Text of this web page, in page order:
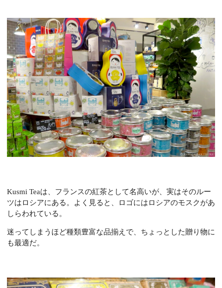
Kusmi Teaは、フランスの紅茶として名高いが、実はそのルー
ツはロシアにある。よく見ると、ロゴにはロシアのモスクがあ
しらわれている。
迷ってしまうほど種類豊富な品揃えで、ちょっとした贈り物に
も最適だ。